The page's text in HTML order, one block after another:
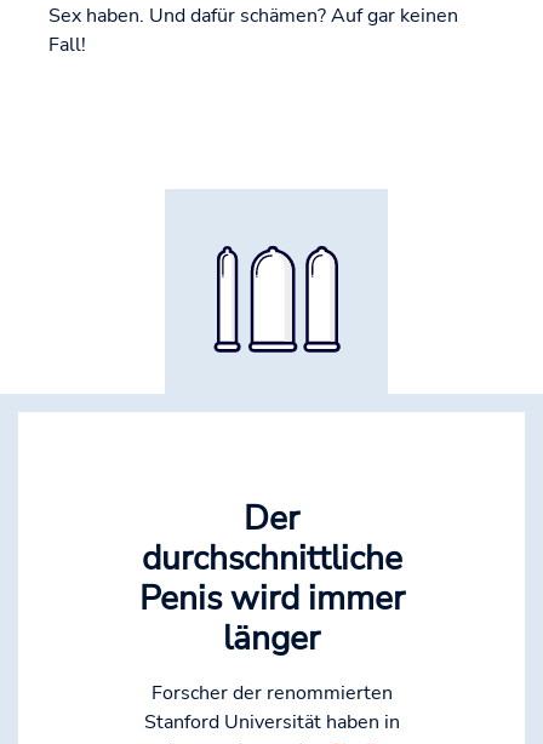
Sex haben. Und dafür schämen? Auf gar keinen
Fall!
Der
durchschnittliche
Penis wird immer
länger
Forscher der renommierten
Stanford Universität haben in